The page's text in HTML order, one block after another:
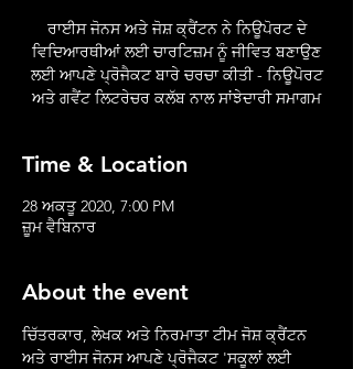
ਰਾਈਸ ਜੋਨਸ ਅਤੇ ਜੋਸ਼ ਕ੍ਰੈਂਟਨ ਨੇ ਨਿਊਪੋਰਟ ਦੇ
ਵਿਦਿਆਰਥੀਆਂ ਲਈ ਚਾਰਟਿਜ਼ਮ ਨੂੰ ਜੀਵਿਤ ਬਣਾਉਣ
ਲਈ ਆਪਣੇ ਪ੍ਰੋਜੈਕਟ ਬਾਰੇ ਚਰਚਾ ਕੀਤੀ - ਨਿਊਪੋਰਟ
ਅਤੇ ਗਵੈਂਟ ਲਿਟਰੇਚਰ ਕਲੱਬ ਨਾਲ ਸਾਂਝੇਦਾਰੀ ਸਮਾਗਮ
Time & Location
28 ਅਕਤੂ 2020, 7:00 PM
ਜ਼ੂਮ ਵੈਬਿਨਾਰ
About the event
ਚਿੱਤਰਕਾਰ, ਲੇਖਕ ਅਤੇ ਨਿਰਮਾਤਾ ਟੀਮ ਜੋਸ਼ ਕ੍ਰੈਂਟਨ
ਅਤੇ ਰਾਈਸ ਜੋਨਸ ਆਪਣੇ ਪ੍ਰੋਜੈਕਟ 'ਸਕੂਲਾਂ ਲਈ